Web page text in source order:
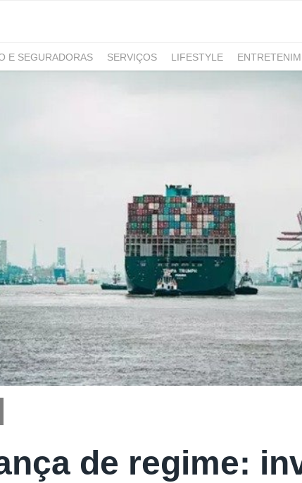
E SEGURADORAS SERVIÇOS LIFESTYLE
de regime: